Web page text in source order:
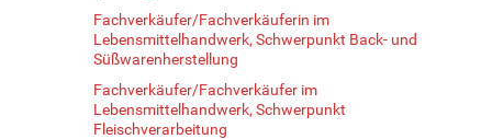
Fachverkäufer/Fachverkäuferin im
Lebensmittelhandwerk, Schwerpunkt Back- und
Süßwarenherstellung
Fachverkäufer/Fachverkäufer im
Lebensmittelhandwerk, Schwerpunkt
Fleischverarbeitung